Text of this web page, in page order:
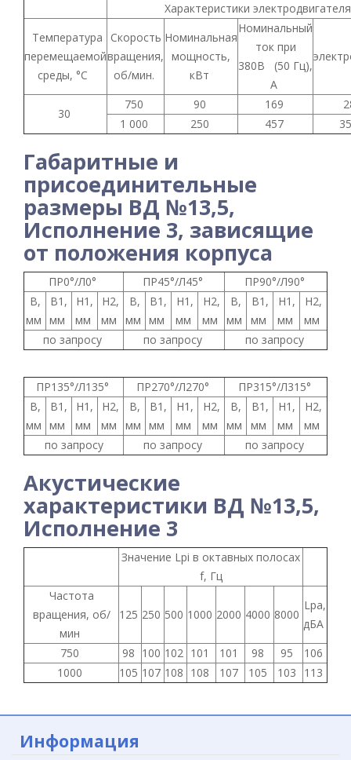
Характеристики
Температура
перемещаемой
среды, °С
Скорость
вращения,
об/мин.
Номинальная
мощность,
кВт
Номинальный
ток при
380В (50 Гц),
А
30
750 90 169
1 000
250 457
Габаритные и
присоединительные
размеры ВД №13,5,
Исполнение 3, зависящие
от положения корпуса
ПР0°/Л0° ПР45°/Л45°
ПР90°/Л90°
B,
мм
B1,
мм
H1,
мм
H2,
мм
B,
мм
B1,
мм
H1,
мм
H2,
мм
B,
мм
B1,
мм
H1,
мм
H2,
мм
по запросу
по запросу по запросу
ПР135°/Л135° ПР270°/Л270°
ПР315°/Л315°
B,
мм
B1,
мм
H1,
мм
H2,
мм
B,
мм
B1,
мм
H1,
мм
H2,
мм
B,
мм
B1,
мм
H1,
мм
H2,
мм
по запросу
по запросу по запросу
Акустические
характеристики ВД №13,5,
Исполнение 3
Значение Lpi в октавных полосах
f, Гц
Частота
вращения, об/
мин
125 250 500 1000 2000 4000 8000
Lpa,
дБА
750
98 100 102 101 101 98 95
106
1000
105 107 108 108 107 105 103 113
Информация